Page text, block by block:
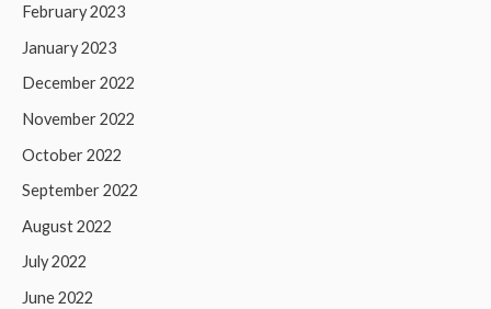
February 2023
January 2023
December 2022
November 2022
October 2022
September 2022
August 2022
July 2022
June 2022